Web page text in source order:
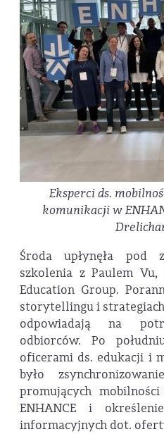
Eksperci ds.
komunikacji w
Środa upłynęła pod
szkolenia z Paulem
Education Group.
storytellingu i
odpowiadają na
odbiorców. Po
oficerami ds. edukacji i
było
promujących
ENHANCE i
informacyjnych dot.